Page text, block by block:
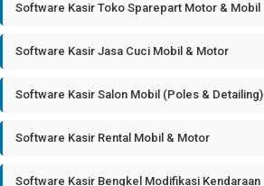
Software Kasir Toko Sparepart Motor & Mobil
Software Kasir Jasa Cuci Mobil & Motor
Software Kasir Salon Mobil (Poles & Detailing)
Software Kasir Rental Mobil & Motor
Software Kasir Bengkel Modifikasi Kendaraan